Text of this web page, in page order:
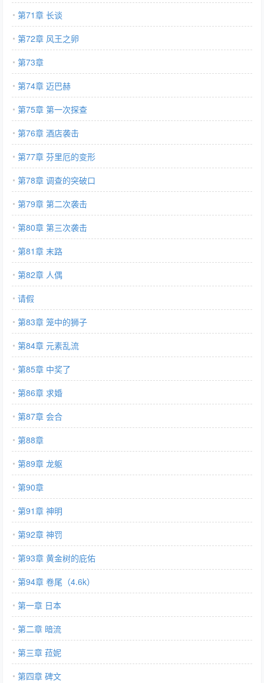
第71章 长谈
第72章 风王之卵
第73章
第74章 迈巴赫
第75章 第一次探查
第76章 酒店袭击
第77章 芬里厄的变形
第78章 调查的突破口
第79章 第二次袭击
第80章 第三次袭击
第81章 末路
第82章 人偶
请假
第83章 笼中的狮子
第84章 元素乱流
第85章 中奖了
第86章 求婚
第87章 会合
第88章
第89章 龙躯
第90章
第91章 神明
第92章 神罚
第93章 黄金树的庇佑
第94章 卷尾（4.6k）
第一章 日本
第二章 暗流
第三章 菈妮
第四章 碑文